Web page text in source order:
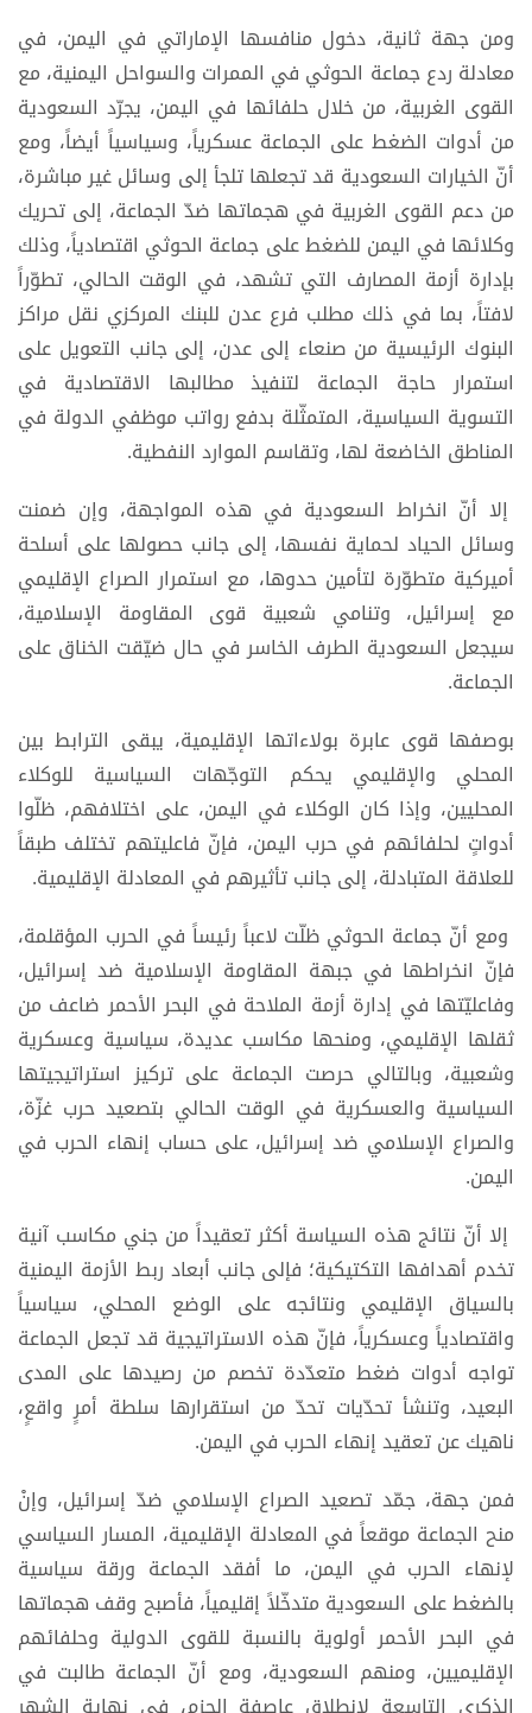
ومن جهة ثانية، دخول منافسها الإماراتي في اليمن، في
معادلة ردع جماعة الحوثي في الممرات والسواحل اليمنية، مع
القوى الغربية، من خلال حلفائها في اليمن، يجرّد السعودية
من أدوات الضغط على الجماعة عسكرياً، وسياسياً أيضاً، ومع
أنّ الخيارات السعودية قد تجعلها تلجأ إلى وسائل غير مباشرة،
من دعم القوى الغربية في هجماتها ضدّ الجماعة، إلى تحريك
وكلائها في اليمن للضغط على جماعة الحوثي اقتصادياً، وذلك
بإدارة أزمة المصارف التي تشهد، في الوقت الحالي، تطوّراً
لافتاً، بما في ذلك مطلب فرع عدن للبنك المركزي نقل مراكز
البنوك الرئيسية من صنعاء إلى عدن، إلى جانب التعويل على
استمرار حاجة الجماعة لتنفيذ مطالبها الاقتصادية في
التسوية السياسية، المتمثّلة بدفع رواتب موظفي الدولة في
المناطق الخاضعة لها، وتقاسم الموارد النفطية.
إلا أنّ انخراط السعودية في هذه المواجهة، وإن ضمنت
وسائل الحياد لحماية نفسها، إلى جانب حصولها على أسلحة
أميركية متطوّرة لتأمين حدوها، مع استمرار الصراع الإقليمي
مع إسرائيل، وتنامي شعبية قوى المقاومة الإسلامية،
سيجعل السعودية الطرف الخاسر في حال ضيّقت الخناق على
الجماعة.
بوصفها قوى عابرة بولاءاتها الإقليمية، يبقى الترابط بين
المحلي والإقليمي يحكم التوجّهات السياسية للوكلاء
المحليين، وإذا كان الوكلاء في اليمن، على اختلافهم، ظلّوا
أدواتٍ لحلفائهم في حرب اليمن، فإنّ فاعليتهم تختلف طبقاً
للعلاقة المتبادلة، إلى جانب تأثيرهم في المعادلة الإقليمية.
ومع أنّ جماعة الحوثي ظلّت لاعباً رئيساً في الحرب المؤقلمة،
فإنّ انخراطها في جبهة المقاومة الإسلامية ضد إسرائيل،
وفاعليّتها في إدارة أزمة الملاحة في البحر الأحمر ضاعف من
ثقلها الإقليمي، ومنحها مكاسب عديدة، سياسية وعسكرية
وشعبية، وبالتالي حرصت الجماعة على تركيز استراتيجيتها
السياسية والعسكرية في الوقت الحالي بتصعيد حرب غزّة،
والصراع الإسلامي ضد إسرائيل، على حساب إنهاء الحرب في
اليمن.
إلا أنّ نتائج هذه السياسة أكثر تعقيداً من جني مكاسب آنية
تخدم أهدافها التكتيكية؛ فإلى جانب أبعاد ربط الأزمة اليمنية
بالسياق الإقليمي ونتائجه على الوضع المحلي، سياسياً
واقتصادياً وعسكرياً، فإنّ هذه الاستراتيجية قد تجعل الجماعة
تواجه أدوات ضغط متعدّدة تخصم من رصيدها على المدى
البعيد، وتنشأ تحدّيات تحدّ من استقرارها سلطة أمرٍ واقعٍ،
ناهيك عن تعقيد إنهاء الحرب في اليمن.
فمن جهة، جمّد تصعيد الصراع الإسلامي ضدّ إسرائيل، وإنْ
منح الجماعة موقعاً في المعادلة الإقليمية، المسار السياسي
لإنهاء الحرب في اليمن، ما أفقد الجماعة ورقة سياسية
بالضغط على السعودية متدخّلاً إقليمياً، فأصبح وقف هجماتها
في البحر الأحمر أولوية بالنسبة للقوى الدولية وحلفائهم
الإقليميين، ومنهم السعودية، ومع أنّ الجماعة طالبت في